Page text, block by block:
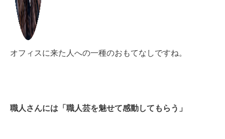
オフィスに来た人への一種のおもてなしですね。
職人さんには「職人芸を魅せて感動してもらう」